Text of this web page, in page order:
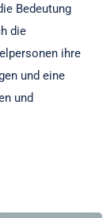
Bedeutung
die
ihre
und eine
und